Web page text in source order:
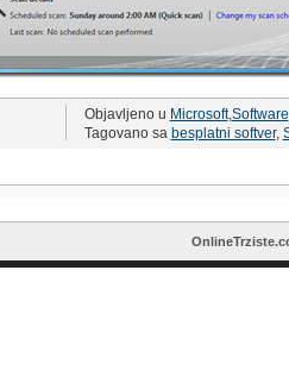
Objavljeno u Microsoft,Software
Tagovano sa besplatni softver,